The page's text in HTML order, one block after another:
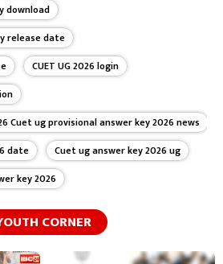
download
release date
CUET UG 2026 login
Cuet ug provisional answer key 2026 news
date
Cuet ug answer key 2026 ug
key 2026
CORNER